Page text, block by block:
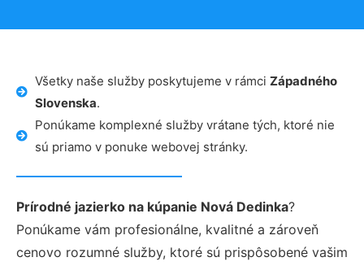
Všetky naše služby poskytujeme v rámci Západného
Slovenska.
Ponúkame komplexné služby vrátane tých, ktoré nie
sú priamo v ponuke webovej stránky.
Prírodné jazierko na kúpanie Nová Dedinka?
Ponúkame vám profesionálne, kvalitné a zároveň
cenovo rozumné služby, ktoré sú prispôsobené vašim